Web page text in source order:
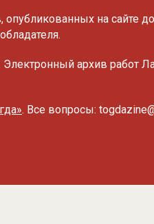
на сайте
Электронный архив работ
. Все вопросы: